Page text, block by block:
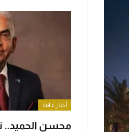
أخبار عامة
محسن الحميد..